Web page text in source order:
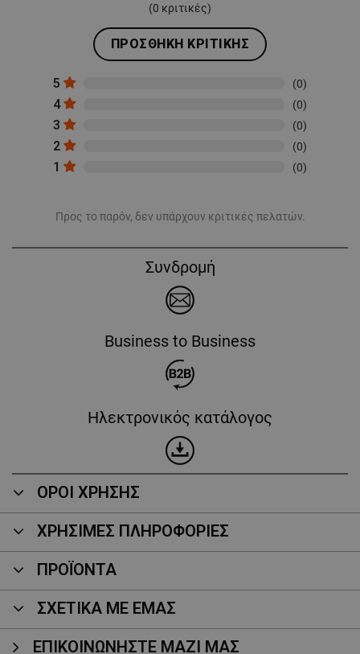
(0 κριτικές)
ΠΡΟΣΘΉΚΗ ΚΡΙΤΙΚΉΣ
5 (0)
4 (0)
3 (0)
2 (0)
1 (0)
Προς το παρόν, δεν υπάρχουν κριτικές πελατών.
Συνδρομή
Business to Business
Ηλεκτρονικός κατάλογος
ΟΡΟΙ ΧΡΗΣΗΣ
ΧΡΗΣΙΜΕΣ ΠΛΗΡΟΦΟΡΙΕΣ
ΠΡΟΪΌΝΤΑ
ΣΧΕΤΙΚΑ ΜΕ ΕΜΑΣ
ΕΠΙΚΟΙΝΩΝΉΣΤΕ ΜΑΖΊ ΜΑΣ